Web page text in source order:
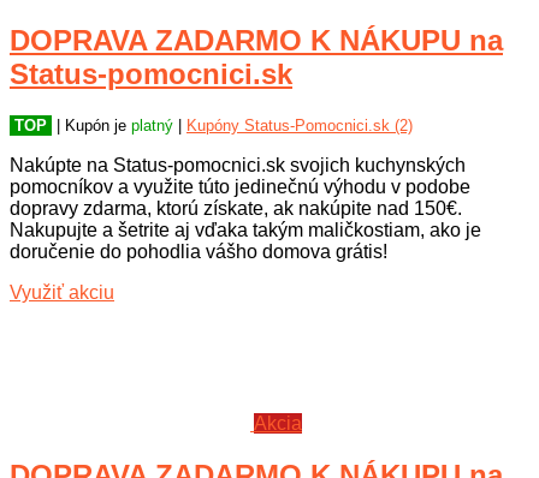
DOPRAVA ZADARMO K NÁKUPU na
Status-pomocnici.sk
TOP | Kupón je platný Kupóny Status-Pomocnici.sk (2)
Nakúpte na Status-pomocnici.sk svojich kuchynských
pomocníkov a využite túto jedinečnú výhodu v podobe
dopravy zdarma, ktorú získate, ak nakúpite nad 150€.
Nakupujte a šetrite aj vďaka takým maličkostiam, ako je
doručenie do pohodlia vášho domova grátis!
Využiť akciu
Akcia